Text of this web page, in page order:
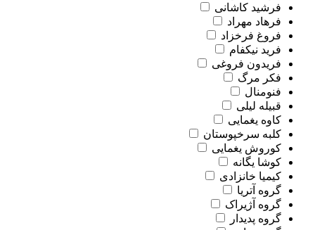
فرشید کاشانی
فرهاد مهراد
فروغ فرخزاد
فرید نیکفام
فریدون فروغی
فکر مرگ
فنومنال
قبیله لیلی
کاوه یغمایی
کلبه سرخپوستان
کوروش یغمایی
کوشا یگانه
کیمیا خانزادی
گروه آتریا
گروه آژیراک
گروه پدیدار